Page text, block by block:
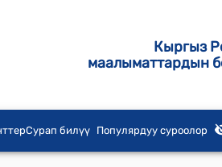
Кыргыз
маалыматтардын
Сурап билүү Популярдуу суроолор